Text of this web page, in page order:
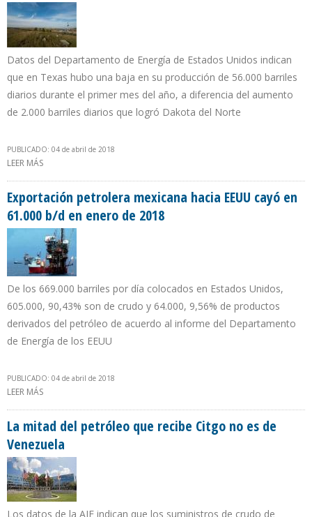
Datos del Departamento de Energía de Estados Unidos indican
que en Texas hubo una baja en su producción de 56.000 barriles
diarios durante el primer mes del año, a diferencia del aumento
de 2.000 barriles diarios que logró Dakota del Norte
PUBLICADO: 04 de abril de 2018
LEER MÁS
Exportación petrolera mexicana hacia EEUU cayó en
61.000 b/d en enero de 2018
De los 669.000 barriles por día colocados en Estados Unidos,
605.000, 90,43% son de crudo y 64.000, 9,56% de productos
derivados del petróleo de acuerdo al informe del Departamento
de Energía de los EEUU
PUBLICADO: 04 de abril de 2018
LEER MÁS
La mitad del petróleo que recibe Citgo no es de
Venezuela
Los datos de la AIE indican que los suministros de crudo de